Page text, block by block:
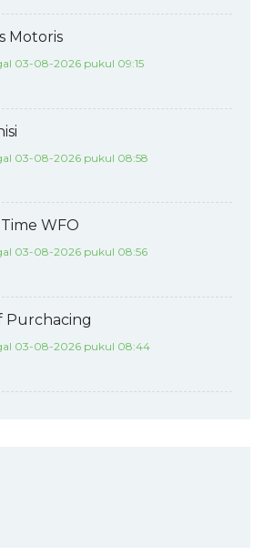
Motoris
03-08-2026 pukul 09:15
03-08-2026 pukul 08:58
WFO
03-08-2026 pukul 08:56
Purchacing
03-08-2026 pukul 08:44